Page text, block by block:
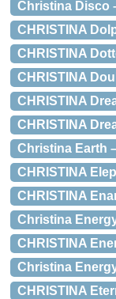
Christina Disco
CHRISTINA
CHRISTINA
CHRISTINA
CHRISTINA
CHRISTINA
Christina Earth
CHRISTINA
CHRISTINA
Christina
CHRISTINA
Christina
CHRISTINA